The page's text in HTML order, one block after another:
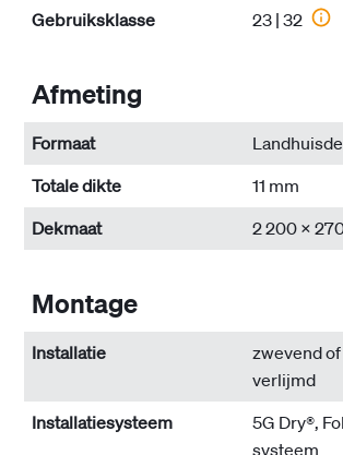
Gebruiksklasse
23 | 32
Afmeting
Formaat
Totale dikte
11 mm
Dekmaat
2 200 x
Montage
Installatie
zwevend
verlijmd
Installatiesysteem
5G Dry®,
systeem